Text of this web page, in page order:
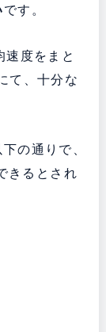
です。
速度をまと
て、十分な
の通りで、
きるとされ